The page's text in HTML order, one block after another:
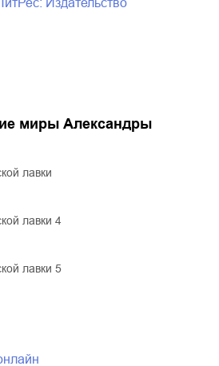
миры Александры
лавки
лавки 4
лавки 5